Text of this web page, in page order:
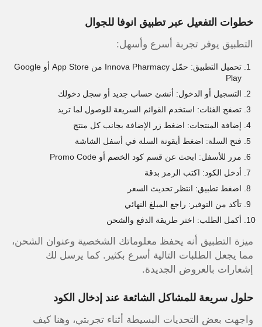
خطوات التفعيل عبر تطبيق انوفا للجوال
التطبيق يوفر تجربة أسرع وأسهل:
تحميل التطبيق: حمّل Innova Pharmacy من App Store أو Google
Play
التسجيل أو الدخول: أنشئ حساب جديد أو سجل دخولك
تصفح الفئات: استخدم القوائم السريعة للوصول لما تريد
إضافة المنتجات: اضغط زر الإضافة بجانب كل منتج
فتح السلة: اضغط أيقونة السلة في أسفل الشاشة
مرر للأسفل: ابحث عن قسم كود الخصم أو Promo Code
أدخل الكود: اكتب الرمز بدقة
اضغط تطبيق: انتظر تحديث السعر
تأكد من التوفير: راجع المبلغ النهائي
أكمل الطلب: اختر طريقة الدفع والشحن
ميزة التطبيق أنه يحفظ معلوماتك الشخصية وعنوان الشحن،
مما يجعل الطلبات التالية أسرع بكثير. كما يرسل لك
إشعارات بالعروض الجديدة.
حلول سريعة للمشاكل الشائعة عند إدخال الكود
واجهت بعض التحديات البسيطة أثناء تجربتي، وهنا كيف